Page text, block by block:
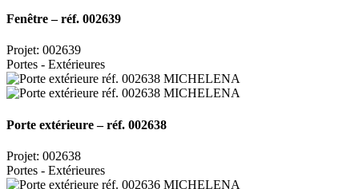
Fenêtre – réf. 002639
Projet: 002639
Portes - Extérieures
Porte extérieure – réf. 002638
Projet: 002638
Portes - Extérieures